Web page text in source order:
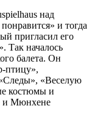
над
и тогда
пригласил его
Так началось
балета. Он
птицу»,
«Веселую
костюмы и
и Мюнхене